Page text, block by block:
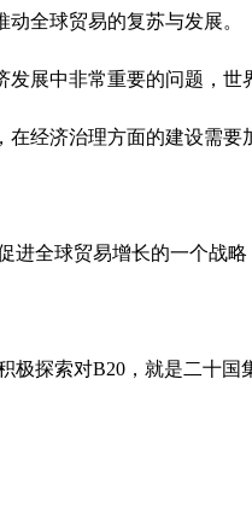
全球贸易的复苏与发展。
中非常重要的问题，世
经济治理方面的建设需
球贸易增长的一个战
索对B20，就是二十国